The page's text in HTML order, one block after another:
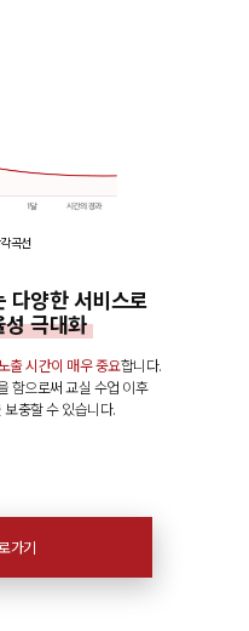
곡선
다양한 서비스로
극대화
출 시간이 매우 중요합니다.
함으로써 교실 수업 이후
충할 수 있습니다.
가기